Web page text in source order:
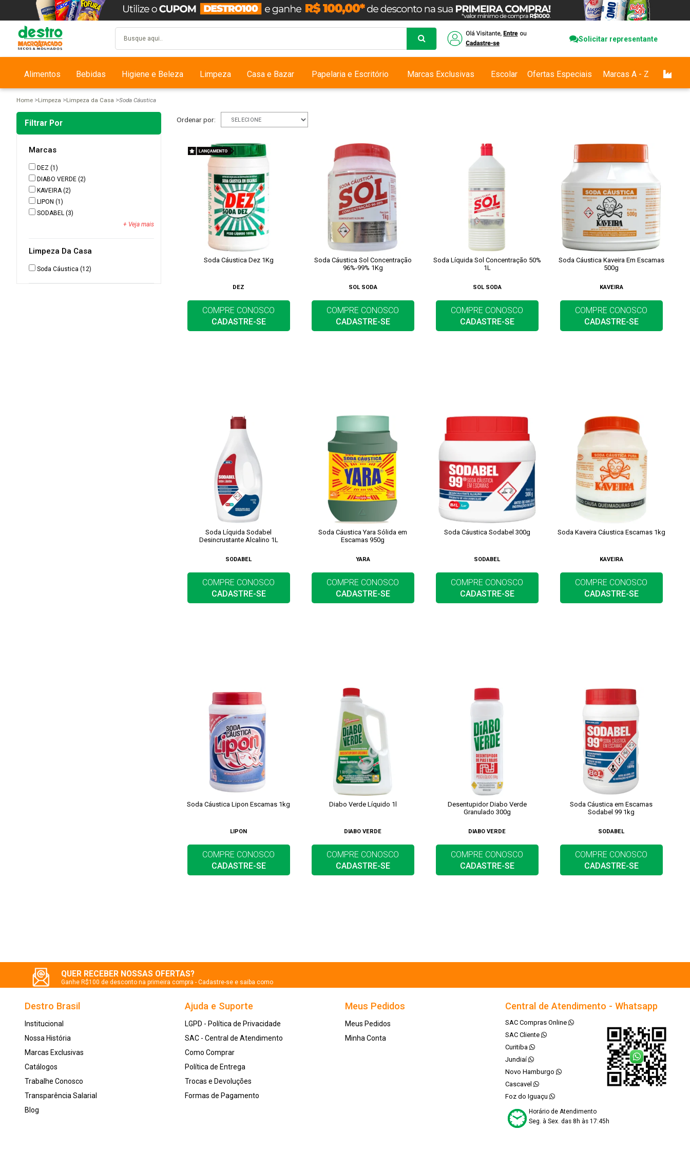
Solicitar representante
Alimentos Bebidas Higiene e Beleza Limpeza Casa e Bazar Papelaria e Escritório Marcas Exclusivas Escolar Ofertas Especiais Marcas A - Z
Home Limpeza Limpeza da Casa Soda Cáustica
Filtrar Por
Marcas
DEZ (1)
DIABO VERDE (2)
KAVEIRA(2)
LIPON (1)
SODABEL (3)
+ Veja mais
Limpeza Da Casa
Soda Cáustica (12)
Ordenar por:
Soda Cáustica Dez 1Kg
DEZ
COMPRE CONOSCO
CADASTRE-SE
Soda Cáustica Sol Concentração
96%-99% 1Kg
SOL SODA
COMPRE CONOSCO
CADASTRE-SE
Soda Líquida Sol Concentração 50%
1L
SOL SODA
COMPRE CONOSCO
CADASTRE-SE
Soda Cáustica Kaveira Em Escamas
500g
KAVEIRA
COMPRE CONOSCO
CADASTRE-SE
Soda Líquida Sodabel
Desincrustante Alcalino 1L
SODABEL
COMPRE CONOSCO
CADASTRE-SE
Soda Cáustica Yara Sólida em
Escamas 950g
YARA
COMPRE CONOSCO
CADASTRE-SE
Soda Cáustica Sodabel 300g
SODABEL
COMPRE CONOSCO
CADASTRE-SE
Soda Kaveira Cáustica Escamas 1kg
KAVEIRA
COMPRE CONOSCO
CADASTRE-SE
Soda Cáustica Lipon Escamas 1kg
LIPON
COMPRE CONOSCO
CADASTRE-SE
Diabo Verde Líquido 1l
DIABO VERDE
COMPRE CONOSCO
CADASTRE-SE
Desentupidor Diabo Verde
Granulado 300g
DIABO VERDE
COMPRE CONOSCO
CADASTRE-SE
Soda Cáustica em Escamas
Sodabel 99 1kg
SODABEL
COMPRE CONOSCO
CADASTRE-SE
QUER RECEBER NOSSAS OFERTAS?
Ganhe R$100 de desconto na primeira compra - Cadastre-se e saiba como
Destro Brasil
Institucional
Nossa História
Marcas Exclusivas
Catálogos
Trabalhe Conosco
Transparência Salarial
Blog
Ajuda e Suporte
LGPD - Política de Privacidade
SAC - Central de Atendimento
Como Comprar
Política de Entrega
Trocas e Devoluções
Formas de Pagamento
Meus Pedidos
Meus Pedidos
Minha Conta
Central de Atendimento - Whatsapp
SAC Compras Online
SAC Cliente
Curitiba
Jundiaí
Novo Hamburgo
Cascavel
Foz do Iguaçu
Horário de Atendimento
Seg. à Sex. das 8h às 17:45h